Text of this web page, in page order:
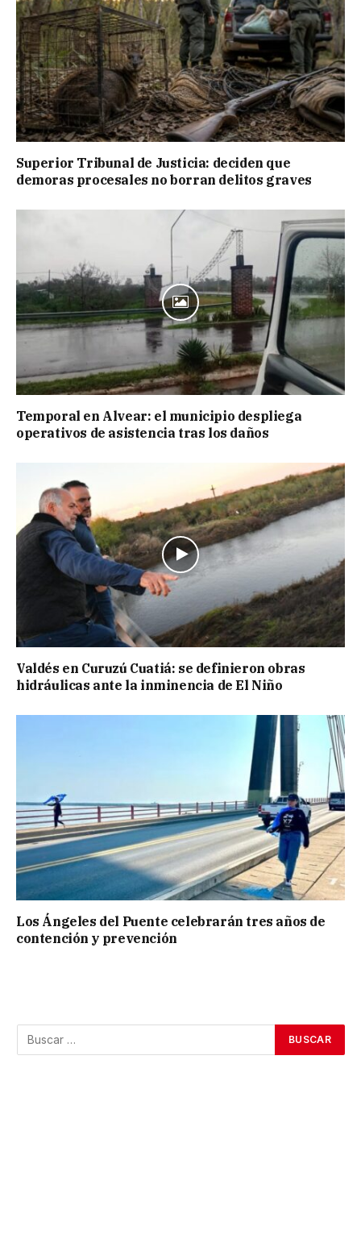
Superior Tribunal de Justicia: deciden que
demoras procesales no borran delitos graves
Temporal en Alvear: el municipio despliega
operativos de asistencia tras los daños
Valdés en Curuzú Cuatiá: se definieron obras
hidráulicas ante la inminencia de El Niño
Los Ángeles del Puente celebrarán tres años de
contención y prevención